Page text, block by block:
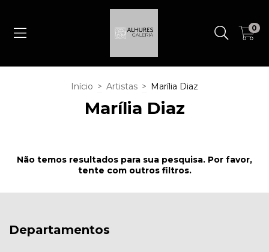
0
Início > Artistas > Marília Diaz
Marília Diaz
Não temos resultados para sua pesquisa. Por favor,
tente com outros filtros.
Departamentos